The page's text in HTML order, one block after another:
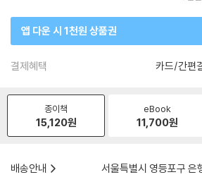
앱 다운 시 1천원 상품권
결제혜택 카드/간편
종이책
15,120원
eBook
11,700원
배송안내
서울특별시 영등포구 은